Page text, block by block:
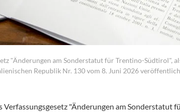
"Änderungen am Sonderstatut für Trentino-Südtirol",
Republik Nr. 130 vom 8. Juni 2026
Verfassungsgesetz "Änderungen am Sonderstatut